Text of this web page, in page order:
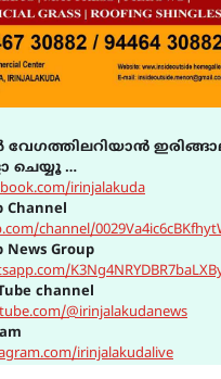
…
irinjalakuda
Channel
channel/
News Group
channel
@irinjalakudanews
irinjalakudalive